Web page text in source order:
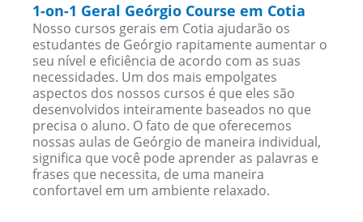
1-on-1 Geral Geórgio Course em Cotia
Nosso cursos gerais em Cotia ajudarão os
estudantes de Geórgio rapitamente aumentar o
seu nível e eficiência de acordo com as suas
necessidades. Um dos mais empolgates
aspectos dos nossos cursos é que eles são
desenvolvidos inteiramente baseados no que
precisa o aluno. O fato de que oferecemos
nossas aulas de Geórgio de maneira individual,
significa que você pode aprender as palavras e
frases que necessita, de uma maneira
confortavel em um ambiente relaxado.